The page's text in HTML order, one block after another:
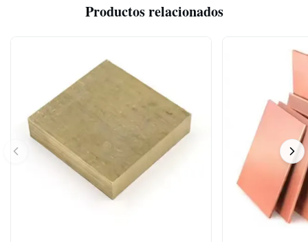
Productos relacionados